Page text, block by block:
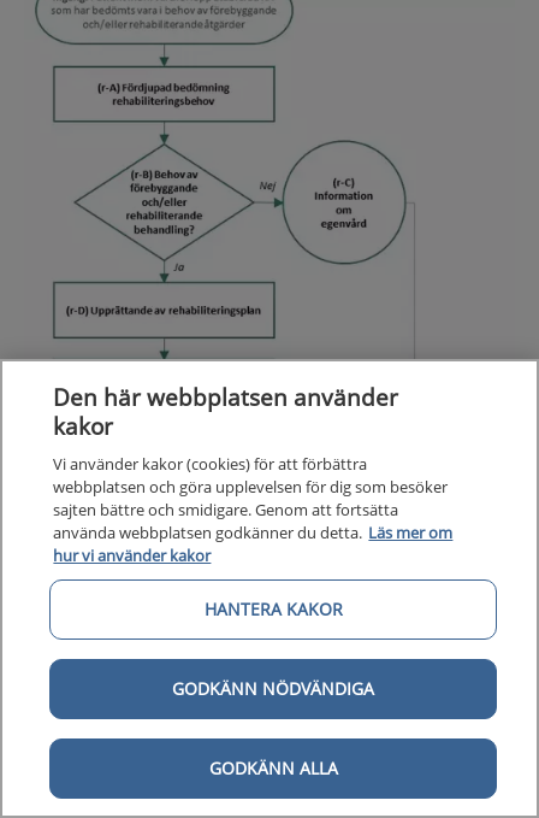
Flödesschema för förebyggande och rehabiliterande
Den här webbplatsen använder
kakor
Vi använder kakor (cookies) för att förbättra
webbplatsen och göra upplevelsen för dig som besöker
sajten bättre och smidigare. Genom att fortsätta
använda webbplatsen godkänner du detta. Läs mer om
hur vi använder kakor
HANTERA KAKOR
GODKÄNN NÖDVÄNDIGA
GODKÄNN ALLA